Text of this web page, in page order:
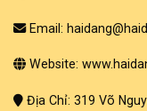
Email:
Website:
Địa Chỉ: 319 Võ